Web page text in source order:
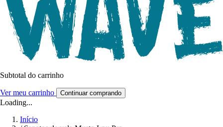
Subtotal do carrinho
Ver meu carrinho Continuar comprando
Loading...
Início